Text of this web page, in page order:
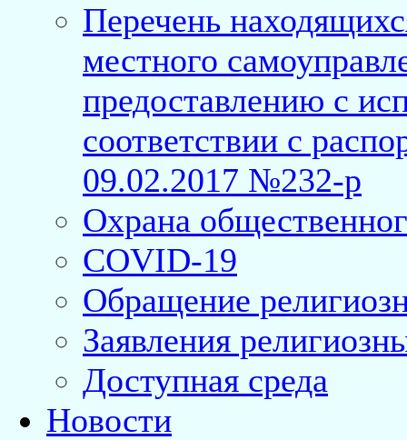
Перечень
местного
предоставлению с
соответствии с
09.02.2017 №232-р
Охрана
COVID-19
Обращение
Заявления
Доступная среда
Новости